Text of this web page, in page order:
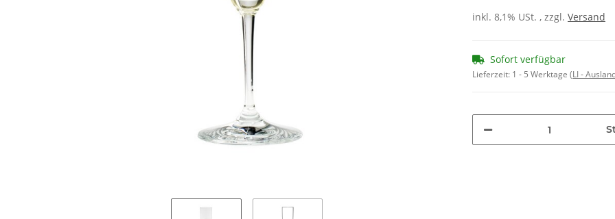
inkl. 8,1% USt. , zzgl. Versand
Sofort verfügbar
Lieferzeit: 1 - 5 Werktage (LI -